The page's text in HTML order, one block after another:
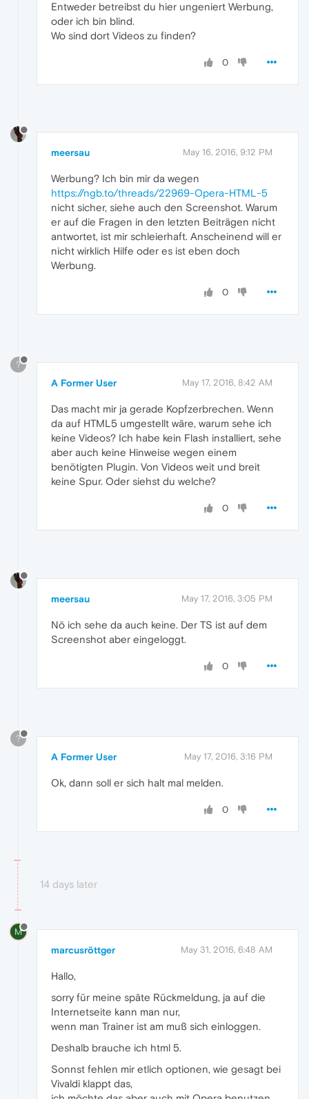
Entweder betreibst du hier ungeniert Werbung,
oder ich bin blind.
Wo sind dort Videos zu finden?
0
meersau May 16, 2016, 9:12 PM
Werbung? Ich bin mir da wegen
https://ngb.to/threads/22969-Opera-HTML-5
nicht sicher, siehe auch den Screenshot. Warum
er auf die Fragen in den letzten Beiträgen nicht
antwortet, ist mir schleierhaft. Anscheinend will er
nicht wirklich Hilfe oder es ist eben doch
Werbung.
0
?
A Former User May 17, 2016, 8:42 AM
Das macht mir ja gerade Kopfzerbrechen. Wenn
da auf HTML5 umgestellt wäre, warum sehe ich
keine Videos? Ich habe kein Flash installiert, sehe
aber auch keine Hinweise wegen einem
benötigten Plugin. Von Videos weit und breit
keine Spur. Oder siehst du welche?
0
meersau May 17, 2016, 3:05 PM
Nö ich sehe da auch keine. Der TS ist auf dem
Screenshot aber eingeloggt.
0
?
A Former User May 17, 2016, 3:16 PM
Ok, dann soll er sich halt mal melden.
0
14 days later
M
marcusröttger May 31, 2016, 6:48 AM
Hallo,
sorry für meine späte Rückmeldung, ja auf die
Internetseite kann man nur,
wenn man Trainer ist am muß sich einloggen.
Deshalb brauche ich html 5.
Sonnst fehlen mir etlich optionen, wie gesagt bei
Vivaldi klappt das,